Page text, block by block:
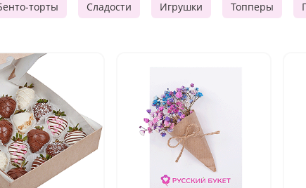
торты Сладости Игрушки Топперы